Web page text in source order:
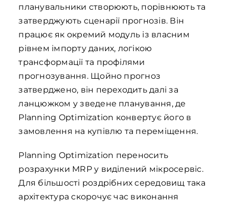
планувальники створюють, порівнюють та
затверджують сценарії прогнозів. Він
працює як окремий модуль із власним
рівнем імпорту даних, логікою
трансформації та профілями
прогнозування. Щойно прогноз
затверджено, він переходить далі за
ланцюжком у зведене планування, де
Planning Optimization конвертує його в
замовлення на купівлю та переміщення.
Planning Optimization переносить
розрахунки MRP у виділений мікросервіс.
Для більшості роздрібних середовищ така
архітектура скорочує час виконання